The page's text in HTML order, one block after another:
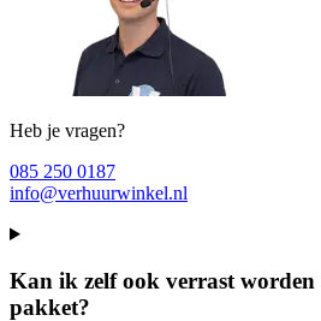
Heb je vragen?
085 250 0187
info@verhuurwinkel.nl
Kan ik zelf ook verrast worden
pakket?